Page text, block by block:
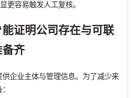
更容易触发人工复核。
证明公司存在与可联
备齐
企业主体与管理信息。为了减少来